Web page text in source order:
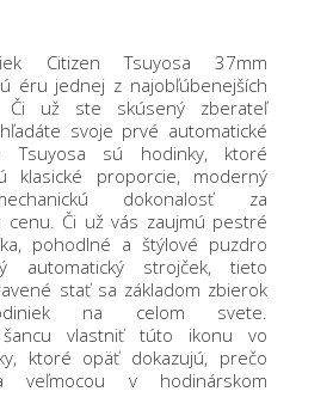
Citizen Tsuyosa 37mm
éru jednej z najobľúbenejších
Či už ste skúsený zberateľ
svoje prvé automatické
Tsuyosa sú hodinky, ktoré
klasické proporcie, moderný
dokonalosť za
cenu. Či už vás zaujmú pestré
pohodlné a štýlové puzdro
automatický strojček, tieto
stať sa základom zbierok
na celom svete.
šancu vlastniť túto ikonu vo
ktoré opäť dokazujú, prečo
veľmocou v hodinárskom